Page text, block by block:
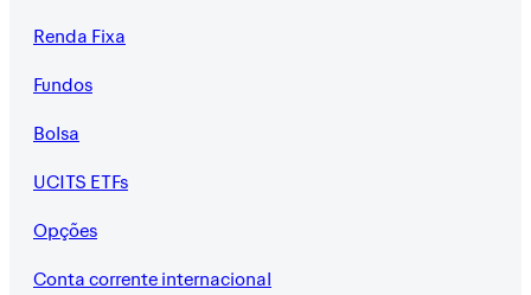
Renda Fixa
Fundos
Bolsa
UCITS ETFs
Opções
Conta corrente internacional